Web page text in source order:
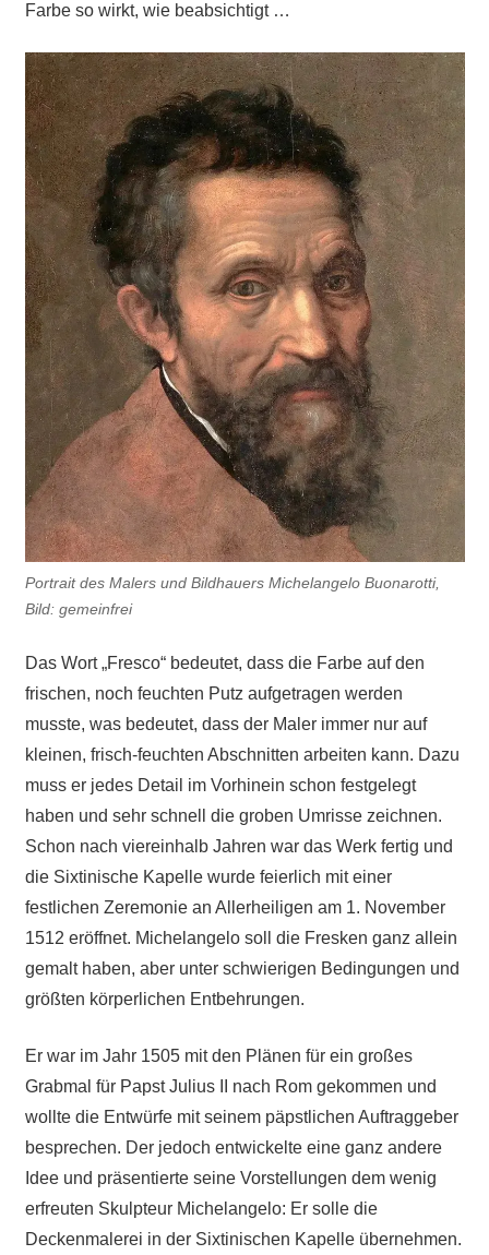
Farbe so wirkt, wie beabsichtigt …
Portrait des Malers und Bildhauers Michelangelo Buonarotti,
Bild: gemeinfrei
Das Wort „Fresco“ bedeutet, dass die Farbe auf den
frischen, noch feuchten Putz aufgetragen werden
musste, was bedeutet, dass der Maler immer nur auf
kleinen, frisch-feuchten Abschnitten arbeiten kann. Dazu
muss er jedes Detail im Vorhinein schon festgelegt
haben und sehr schnell die groben Umrisse zeichnen.
Schon nach viereinhalb Jahren war das Werk fertig und
die Sixtinische Kapelle wurde feierlich mit einer
festlichen Zeremonie an Allerheiligen am 1. November
1512 eröffnet. Michelangelo soll die Fresken ganz allein
gemalt haben, aber unter schwierigen Bedingungen und
größten körperlichen Entbehrungen.
Er war im Jahr 1505 mit den Plänen für ein großes
Grabmal für Papst Julius II nach Rom gekommen und
wollte die Entwürfe mit seinem päpstlichen Auftraggeber
besprechen. Der jedoch entwickelteeine ganz andere
Idee und präsentierte seine Vorstellungen dem wenig
erfreuten Skulpteur Michelangelo: Er solle die
Deckenmalerei in der Sixtinischen Kapelle übernehmen.